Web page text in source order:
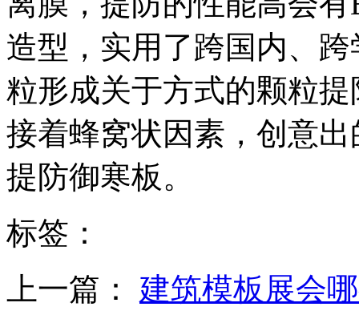
造型，实用了跨国内、
粒形成关于方式的颗粒
接着蜂窝状因素，创意
提防御寒板。
标签：
上一篇： 建筑模板展会